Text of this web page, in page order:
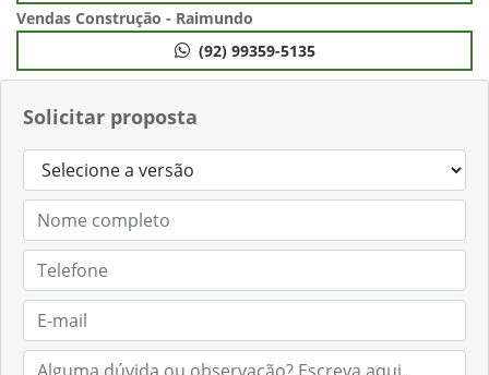
Solicitar proposta
Vendas Construção - Raimundo
(92) 99359-5135